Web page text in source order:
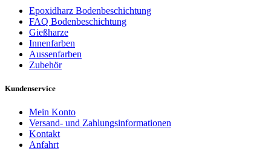
Epoxidharz Bodenbeschichtung
FAQ Bodenbeschichtung
Gießharze
Innenfarben
Aussenfarben
Zubehör
Kundenservice
Mein Konto
Versand- und Zahlungsinformationen
Kontakt
Anfahrt